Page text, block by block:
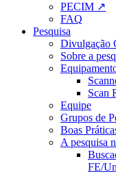
PECIM ↗
FAQ
Pesquisa
Divulgação
Sobre a
Scan
Equipe
Grupos de
Boas
A pesquisa
FE/